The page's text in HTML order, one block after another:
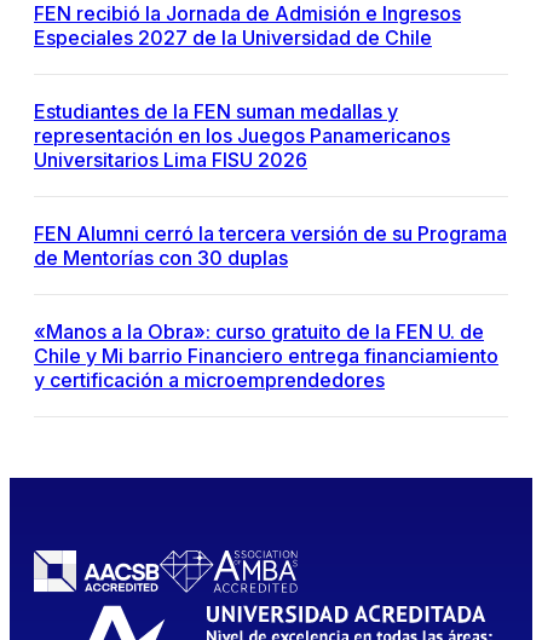
FEN recibió la Jornada de Admisión e Ingresos
Especiales 2027 de la Universidad de Chile
Estudiantes de la FEN suman medallas y
representación en los Juegos Panamericanos
Universitarios Lima FISU 2026
FEN Alumni cerró la tercera versión de su Programa
de Mentorías con 30 duplas
«Manos a la Obra»: curso gratuito de la FEN U. de
Chile y Mi barrio Financiero entrega financiamiento
y certificación a microemprendedores